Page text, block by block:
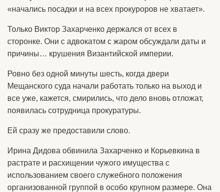
«начались посадки и на всех прокуроров не хватает».
Только Виктор Захарченко держался от всех в
сторонке. Они с адвокатом с жаром обсуждали даты и
причины… крушения Византийской империи.
Ровно без одной минуты шесть, когда двери
Мещанского суда начали работать только на выход и
все уже, кажется, смирились, что дело вновь отложат,
появилась сотрудница прокуратуры.
Ей сразу же предоставили слово.
Ирина Дидова обвинила Захарченко и Корьевкина в
растрате и расхищении чужого имущества с
использованием своего служебного положения
организованной группой в особо крупном размере. Она